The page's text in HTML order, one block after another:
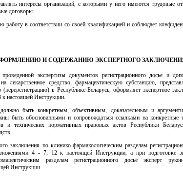
интересы организаций, с которыми у него имеются трудовые
договоры.
работу в соответствии со своей квалификацией и соблюдает
ОФОРМЛЕНИЮ И СОДЕРЖАНИЮ ЭКСПЕРТНОГО
экспертизы документов регистрационного досье и
лекарственное средство, фармацевтическую субстанцию,
(перерегистрацию) в Республике Беларусь, оформляет экспертное
настоящей Инструкции.
быть конкретным, объективным, доказательным и
быть обоснованными и сопровождаться ссылками на конкретные
и технических нормативных правовых актов Республики
заключения по клинико-фармакологическим разделам
4 - 7, 12 к настоящей Инструкции, а при подготовке
разделам регистрационного досье эксперт
Инструкции.